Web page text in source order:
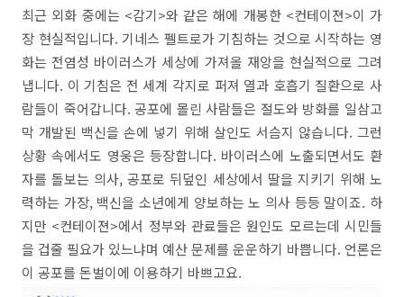
최근 외화 중에는 <감기>와 같은 해에 개봉한 <컨테이젼>이 가
장 현실적입니다. 기네스 펠트로가 기침하는 것으로 시작하는 영
화는 전염성 바이러스가 세상에 가져올 재앙을 현실적으로 그려
냅니다. 이 기침은 전 세계 각지로 퍼져 열과 호흡기 질환으로 사
람들이 죽어갑니다. 공포에 몰린 사람들은 절도와 방화를 일삼고
막 개발된 백신을 손에 넣기 위해 살인도 서슴지 않습니다. 그런
상황 속에서도 영웅은 등장합니다. 바이러스에 노출되면서도 환
자를 돌보는 의사, 공포로 뒤덮인 세상에서 딸을 지키기 위해 노
력하는 가장, 백신을 소년에게 양보하는 노 의사 등등 말이죠. 하
지만 <컨테이젼>에서 정부와 관료들은 원인도 모르는데 시민들
을 겁줄 필요가 있느냐며 예산 문제를 운운하기 바쁩니다. 언론은
이 공포를 돈벌이에 이용하기 바쁘고요.